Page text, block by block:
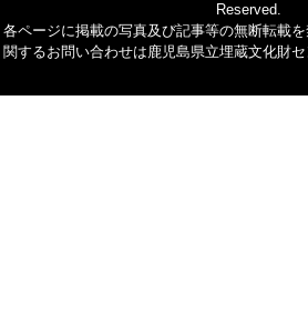
Reserved.
各ページに掲載の写真及び記事等の無断転載
関するお問い合わせは鹿児島県立埋蔵文化財セ